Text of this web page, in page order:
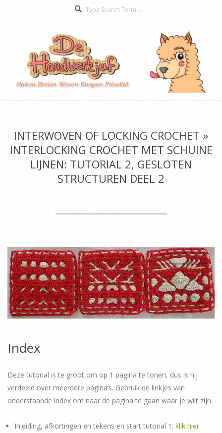
De
MenuINTERWOVEN OF LOCKING CROCHET »
INTERLOCKING CROCHET MET SCHUINE
LIJNEN: TUTORIAL 2, GESLOTEN
STRUCTUREN DEEL 2
Index
Deze tutorial is te groot om op 1 pagina te tonen, dus is hij
verdeeld over meerdere pagina’s. Gebruik de linkjes van
onderstaande index om naar de pagina te gaan waar je wilt zijn.
Inleiding, afkortingen en tekens en start tutorial 1: klik hier